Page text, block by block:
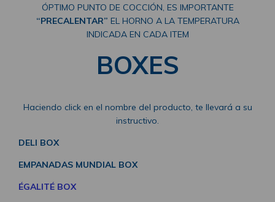
ÓPTIMO PUNTO DE COCCIÓN, ES IMPORTANTE
“PRECALENTAR” EL HORNO A LA TEMPERATURA
INDICADA EN CADA ITEM
BOXES
Haciendo click en el nombre del producto, te llevará a su
instructivo.
DELI BOX
EMPANADAS MUNDIAL BOX
ÉGALITÉ BOX